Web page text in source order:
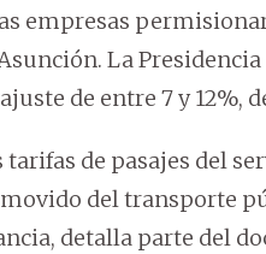
empresas
La
de entre 7 y 12%,
tarifas de pasajes del
del transporte
detalla parte del